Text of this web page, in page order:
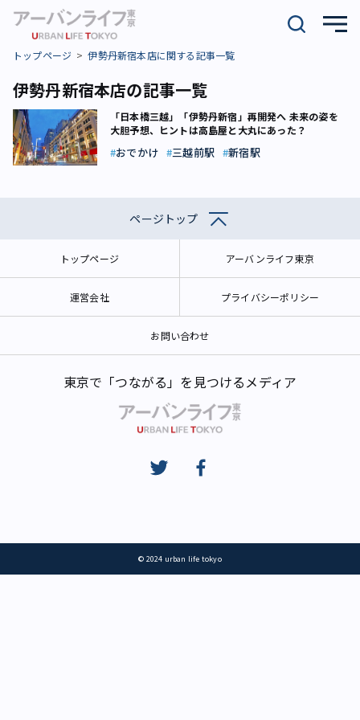
トップページ 伊勢丹新宿本店に関する記事一覧
伊勢丹新宿本店の記事一覧
「日本橋三越」「伊勢丹新宿」再開発へ 未来の姿を
大胆予想、ヒントは高島屋と大丸にあった？
おでかけ 三越前駅 新宿駅
ページトップ
トップページ アーバンライフ東京
運営会社 プライバシーポリシー
お問い合わせ
東京で「つながる」を見つけるメディア
© 2024 urban life tokyo